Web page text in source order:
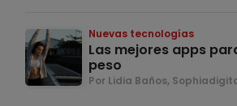
Nuevas tecnologías
Las mejores apps
peso
Por Lidia Baños,